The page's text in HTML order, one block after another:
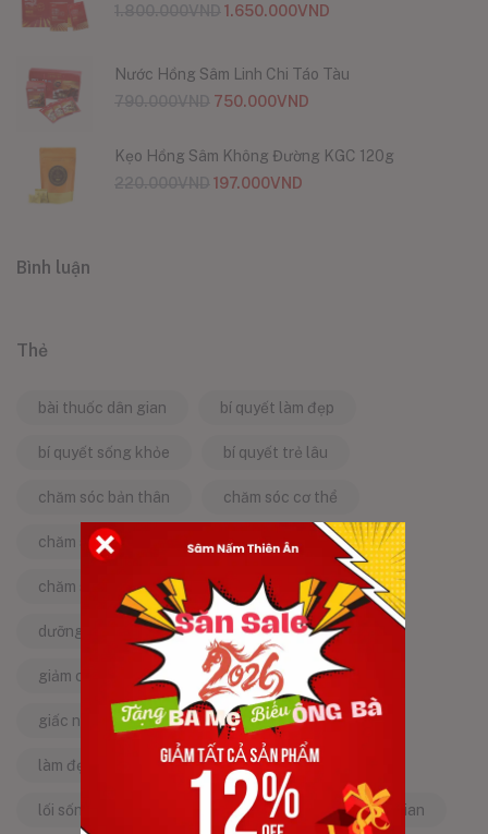
1.650.000VND
Nước Hồng Sâm Linh Chi Táo Tàu
750.000VND
Kẹo Hồng Sâm Không Đường KGC 120g
197.000VND
Bình luận
Thẻ
bài thuốc dân gian bí quyết làm đẹp
bí quyết sống khỏe bí quyết trẻ lâu
chăm sóc bản thân chăm sóc cơ thể
chăm sóc da chăm sóc sức khỏe
chăm sóc sức khỏe tự nhiên chống lão hóa
dưỡng da tự nhiên dưỡng sinh
giảm căng thẳng giảm stress
giấc ngủ ngon kinh nghiệm dân gian
làm đẹp từ bên trong làm đẹp tự nhiên
lối sống lành mạnh mật ong mẹo dân gian